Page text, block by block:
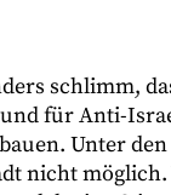
schlimm,
für Anti-
Unter
nicht